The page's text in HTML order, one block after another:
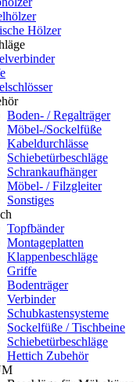
Hölzer
Boden- / Regalträger
Möbel-/Sockelfüße
Kabeldurchlässe
Schiebetürbeschläge
Schrankaufhänger
Möbel- / Filzgleiter
Sonstiges
Topfbänder
Montageplatten
Klappenbeschläge
Griffe
Bodenträger
Verbinder
Schubkastensysteme
Sockelfüße / Tischbeine
Schiebetürbeschläge
Hettich Zubehör